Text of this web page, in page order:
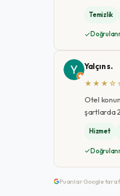
Temizlik
Yalçın s.
Otel
şartlarda
Hizmet
Puanlar Google